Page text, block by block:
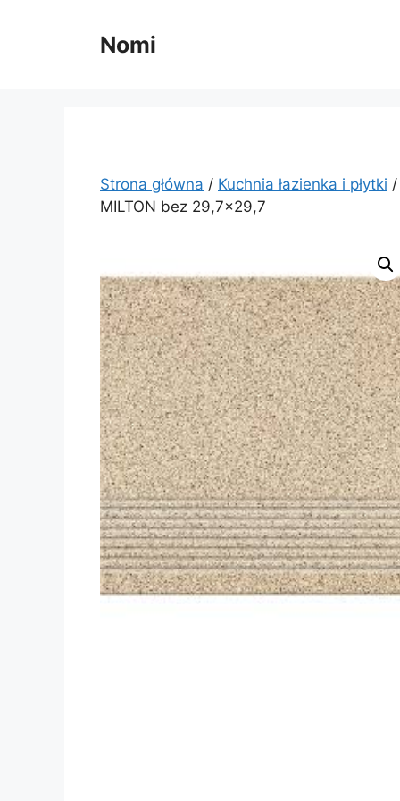
Nomi
Strona główna / Kuchnia łazienka i płytki /
MILTON bez 29,7×29,7